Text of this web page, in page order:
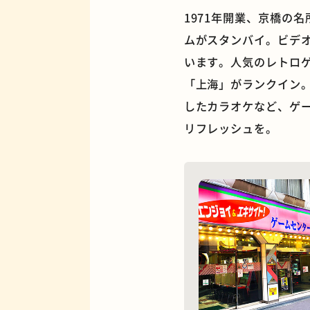
欧風カレー
1971年開業、京橋の名
ムがスタンバイ。ビデ
います。人気のレトロ
「上海」がランクイ
したカラオケなど、ゲ
リフレッシュを。